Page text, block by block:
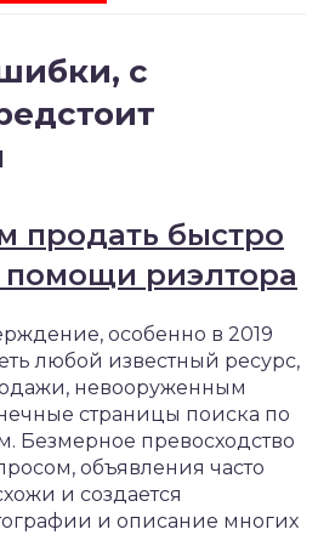
с
продать быстро
помощи риэлтора
особенно в 2019
любой известный ресурс,
невооруженным
страницы поиска по
Безмерное превосходство
объявления часто
и создается
и описание многих